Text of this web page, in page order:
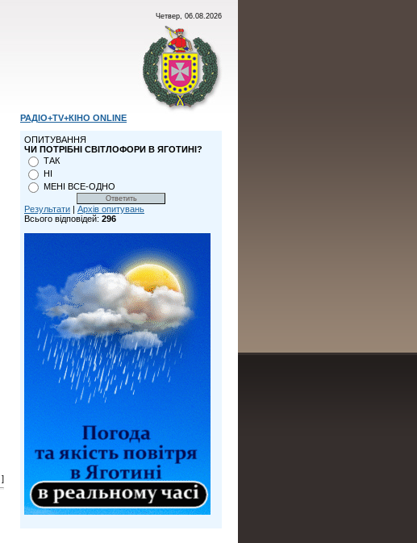
Четвер, 06.08.2026
]
РАДІО+TV+КІНО ONLINE
ОПИТУВАННЯ
ЧИ ПОТРІБНІ СВІТЛОФОРИ В ЯГОТИНІ?
ТАК
НІ
МЕНІ ВСЕ-ОДНО
Результати | Архів опитувань
Всього відповідей: 296